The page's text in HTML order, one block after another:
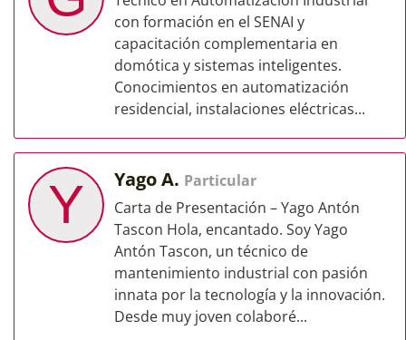
con formación en el SENAI y
capacitación complementaria en
domótica y sistemas inteligentes.
Conocimientos en automatización
residencial, instalaciones eléctricas...
Y Yago A. Particular
Carta de Presentación – Yago Antón
Tascon Hola, encantado. Soy Yago
Antón Tascon, un técnico de
mantenimiento industrial con pasión
innata por la tecnología y la innovación.
Desde muy joven colaboré...